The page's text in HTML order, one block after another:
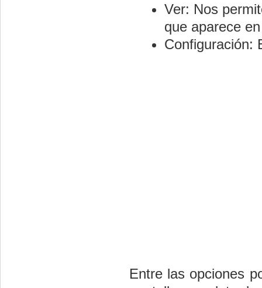
Ver: Nos
que aparece
Configuración:
Entre las opciones